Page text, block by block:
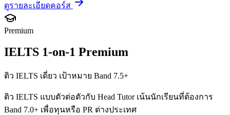
ดูรายละเอียดคอร์ส
Premium
IELTS 1-on-1 Premium
ติว IELTS เดี่ยว เป้าหมาย Band 7.5+
ติว IELTS แบบตัวต่อตัวกับ Head Tutor เน้นนักเรียนที่ต้องการ
Band 7.0+ เพื่อทุนหรือ PR ต่างประเทศ